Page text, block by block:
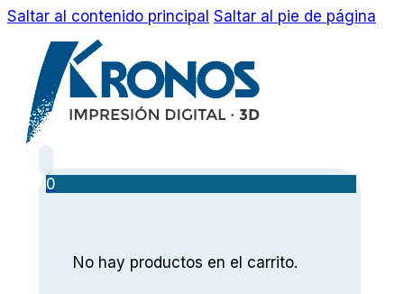
Saltar al contenido principal Saltar al pie de página
0
No hay productos en el carrito.